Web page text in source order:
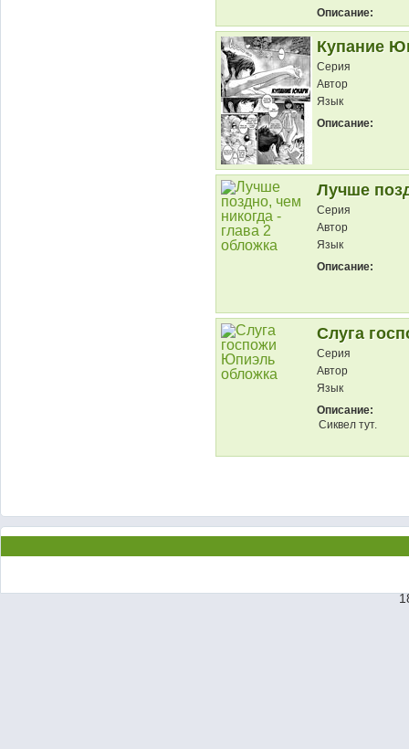
Описание:
Купание
Серия
Автор
Язык
Описание:
Лучше
Серия
Автор
Язык
Описание:
Слуга
Серия
Автор
Язык
Описание:
Сиквел тут.